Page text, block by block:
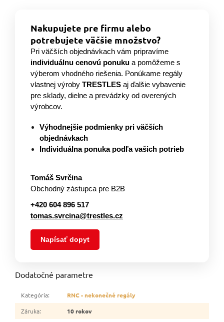
Nakupujete pre firmu alebo
potrebujete väčšie množstvo?
Pri väčších objednávkach vám pripravíme
individuálnu cenovú ponuku a pomôžeme s
výberom vhodného riešenia. Ponúkame regály
vlastnej výroby TRESTLES aj ďalšie vybavenie
pre sklady, dielne a prevádzky od overených
výrobcov.
Výhodnejšie podmienky pri väčších
objednávkach
Individuálna ponuka podľa vašich potrieb
Tomáš Svrčina
Obchodný zástupca pre B2B
+420 604 896 517
tomas.svrcina@trestles.cz
Napísať dopyt
Dodatočné parametre
Kategória:
RNC - nekonečné regály
Záruka:
10 rokov